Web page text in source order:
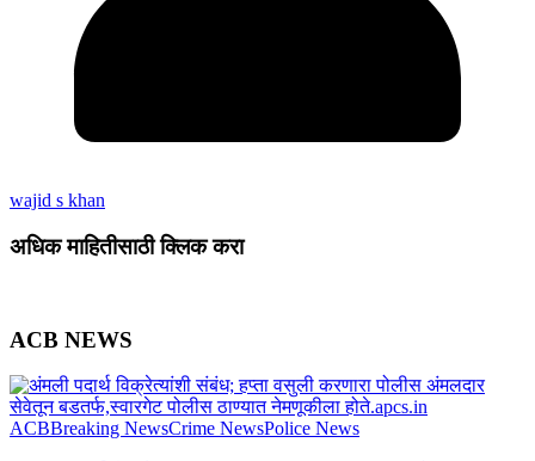
wajid s khan
अधिक माहितीसाठी क्लिक करा
ACB NEWS
ACBBreaking NewsCrime NewsPolice News